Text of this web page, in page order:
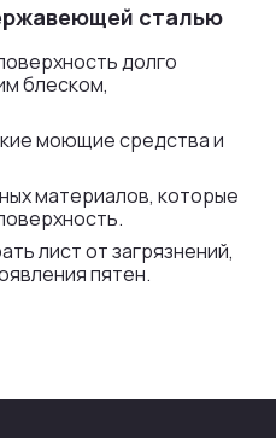
сталью
долго
блеском,
моющие средства и
материалов, которые
лист от загрязнений,
пятен.